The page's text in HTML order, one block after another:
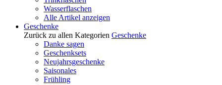
Wasserflaschen
Alle Artikel anzeigen
Geschenke
Zurück zu allen Kategorien Geschenke
Danke sagen
Geschenksets
Neujahrsgeschenke
Saisonales
Frühling